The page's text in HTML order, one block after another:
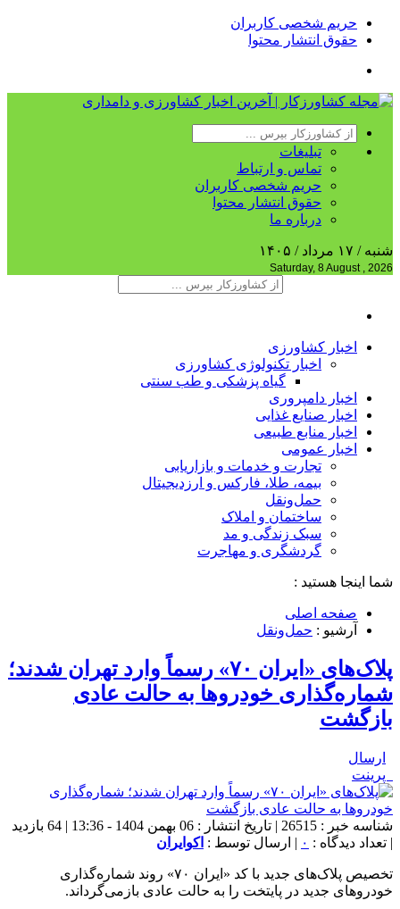
حریم شخصی کاربران
حقوق انتشار محتوا
تبلیغات
تماس و ارتباط
حریم شخصی کاربران
حقوق انتشار محتوا
درباره ما
شنبه / ۱۷ مرداد / ۱۴۰۵
Saturday, 8 August , 2026
اخبار کشاورزی
اخبار تکنولوژی کشاورزی
گیاه پزشکی و طب سنتی
اخبار دامپروری
اخبار صنایع غذایی
اخبار منابع طبیعی
اخبار عمومی
تجارت و خدمات و بازاریابی
بیمه، طلا، فارکس و ارزدیجیتال
حمل‌و‌نقل
ساختمان و املاک
سبک زندگی و مد
گردشگری و مهاجرت
شما اینجا هستید :
صفحه اصلی
آرشیو : حمل‌و‌نقل
پلاک‌های «ایران ۷۰» رسماً وارد تهران شدند؛
شماره‌گذاری خودروها به حالت عادی
بازگشت
ارسال
پرینت
شناسه خبر : 26515 | تاریخ انتشار : 06 بهمن 1404 - 13:36 | 64 بازدید
| تعداد دیدگاه : ۰ | ارسال توسط : اکوایران
تخصیص پلاک‌های جدید با کد «ایران ۷۰» روند شماره‌گذاری
خودروهای جدید در پایتخت را به حالت عادی بازمی‌گرداند.